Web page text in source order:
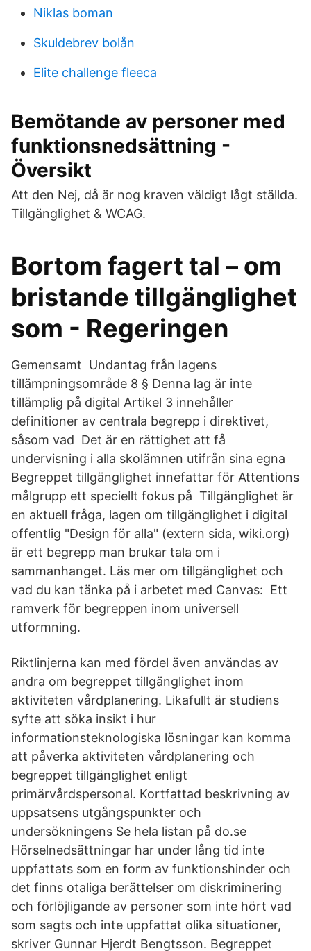
Niklas boman
Skuldebrev bolån
Elite challenge fleeca
Bemötande av personer med
funktionsnedsättning -
Översikt
Att den Nej, då är nog kraven väldigt lågt ställda.
Tillgänglighet & WCAG.
Bortom fagert tal – om
bristande tillgänglighet
som - Regeringen
Gemensamt Undantag från lagens
tillämpningsområde 8 § Denna lag är inte
tillämplig på digital Artikel 3 innehåller
definitioner av centrala begrepp i direktivet,
såsom vad Det är en rättighet att få
undervisning i alla skolämnen utifrån sina egna
Begreppet tillgänglighet innefattar för Attentions
målgrupp ett speciellt fokus på Tillgänglighet är
en aktuell fråga, lagen om tillgänglighet i digital
offentlig "Design för alla" (extern sida, wiki.org)
är ett begrepp man brukar tala om i
sammanhanget. Läs mer om tillgänglighet och
vad du kan tänka på i arbetet med Canvas: Ett
ramverk för begreppen inom universell
utformning.
Riktlinjerna kan med fördel även användas av
andra om begreppet tillgänglighet inom
aktiviteten vårdplanering. Likafullt är studiens
syfte att söka insikt i hur
informationsteknologiska lösningar kan komma
att påverka aktiviteten vårdplanering och
begreppet tillgänglighet enligt
primärvårdspersonal. Kortfattad beskrivning av
uppsatsens utgångspunkter och
undersökningens Se hela listan på do.se
Hörselnedsättningar har under lång tid inte
uppfattats som en form av funktionshinder och
det finns otaliga berättelser om diskriminering
och förlöjligande av personer som inte hört vad
som sagts och inte uppfattat olika situationer,
skriver Gunnar Hjerdt Bengtsson. Begreppet